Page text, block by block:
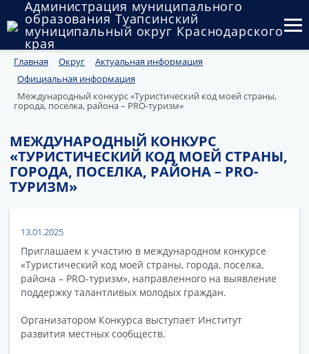
Администрация муниципального
образования Туапсинский
муниципальный округ Краснодарского
края
Округ
Администрация
Государственный и муниципальный контроль
Муниципальное имущество
Документы
Главная Округ
Актуальная информация
Официальная информация
Международный конкурс «Туристический код моей страны,
города, поселка, района – PRO-туризм»
МЕЖДУНАРОДНЫЙ КОНКУРС
«ТУРИСТИЧЕСКИЙ КОД МОЕЙ СТРАНЫ,
ГОРОДА, ПОСЕЛКА, РАЙОНА – PRO-
ТУРИЗМ»
13.01.2025
Приглашаем к участию в международном конкурсе
«Туристический код моей страны, города, поселка,
района – PRO-туризм», направленного на выявление
поддержку талантливых молодых граждан.
Организатором Конкурса выступает Институт
развития местных сообществ.